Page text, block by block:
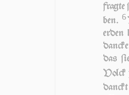
frag­te
ben. 6
das